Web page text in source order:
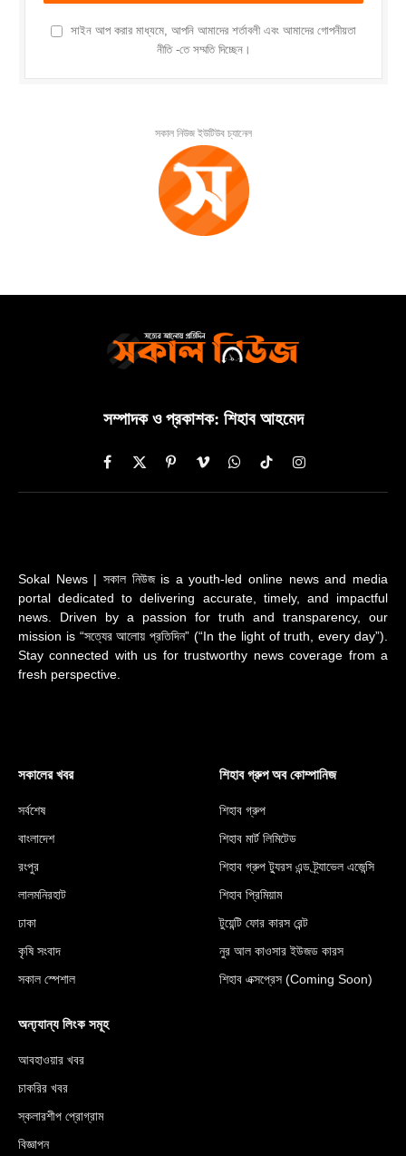
সাইন আপ করার মাধ্যমে, আপনি আমাদের শর্তাবলী এবং আমাদের গোপনীয়তা
নীতি -তে সম্মতি দিচ্ছেন।
সকাল নিউজ ইউটিউব চ্যানেল
সম্পাদক ও প্রকাশক: শিহাব আহমেদ
Facebook
X
(Twitter)
PinterestVimeoWhatsAppTikTokInstagram
Sokal News | সকাল নিউজ is a youth-led online news and media
portal dedicated to delivering accurate, timely, and impactful
news. Driven by a passion for truth and transparency, our
mission is “সত্যের আলোয় প্রতিদিন” (“In the light of truth, every day”).
Stay connected with us for trustworthy news coverage from a
fresh perspective.
সকালের খবর
সর্বশেষ
বাংলাদেশ
রংপুর
লালমনিরহাট
ঢাকা
কৃষি সংবাদ
সকাল স্পেশাল
শিহাব গ্রুপ অব কোম্পানিজ
শিহাব গ্রুপ
শিহাব মার্ট লিমিটেড
শিহাব গ্রুপ ট্যুরস এন্ড ট্র্যাভেল এজেন্সি
শিহাব প্রিমিয়াম
টুয়েন্টি ফোর কারস রেন্ট
নুর আল কাওসার ইউজড কারস
শিহাব এক্সপ্রেস (Coming Soon)
অন্য্যান্য লিংক সমূহ
আবহাওয়ার খবর
চাকরির খবর
স্কলারশীপ প্রোগ্রাম
বিজ্ঞাপন